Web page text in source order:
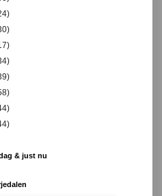
& just nu